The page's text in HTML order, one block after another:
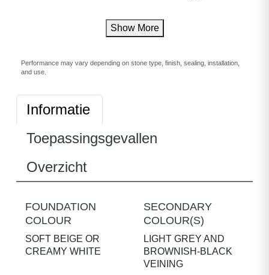
Show More
Performance may vary depending on stone type, finish, sealing, installation,
and use.
Informatie
Toepassingsgevallen
Overzicht
FOUNDATION
COLOUR
SOFT BEIGE OR
CREAMY WHITE
SECONDARY
COLOUR(S)
LIGHT GREY AND
BROWNISH-BLACK
VEINING